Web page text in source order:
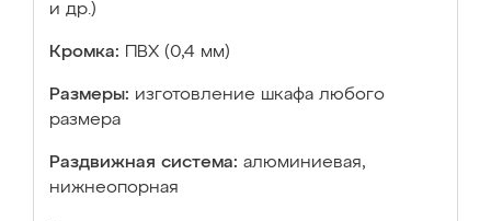
и др.)
Кромка: ПВХ (0,4 мм)
Размеры: изготовление шкафа любого
размера
Раздвижная система: алюминиевая,
нижнеопорная